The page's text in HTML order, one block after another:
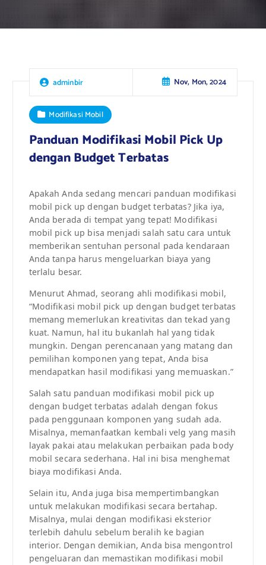
adminbir Nov, Mon, 2024
Modifikasi Mobil
Panduan Modifikasi Mobil Pick Up
dengan Budget Terbatas
Apakah Anda sedang mencari panduan modifikasi
mobil pick up dengan budget terbatas? Jika iya,
Anda berada di tempat yang tepat! Modifikasi
mobil pick up bisa menjadi salah satu cara untuk
memberikan sentuhan personal pada kendaraan
Anda tanpa harus mengeluarkan biaya yang
terlalu besar.
Menurut Ahmad, seorang ahli modifikasi mobil,
“Modifikasi mobil pick up dengan budget terbatas
memang memerlukan kreativitas dan tekad yang
kuat. Namun, hal itu bukanlah hal yang tidak
mungkin. Dengan perencanaan yang matang dan
pemilihan komponen yang tepat, Anda bisa
mendapatkan hasil modifikasi yang memuaskan.”
Salah satu panduan modifikasi mobil pick up
dengan budget terbatas adalah dengan fokus
pada penggunaan komponen yang sudah ada.
Misalnya, memanfaatkan kembali velg yang masih
layak pakai atau melakukan perbaikan pada body
mobil secara sederhana. Hal ini bisa menghemat
biaya modifikasi Anda.
Selain itu, Anda juga bisa mempertimbangkan
untuk melakukan modifikasi secara bertahap.
Misalnya, mulai dengan modifikasi eksterior
terlebih dahulu sebelum beralih ke bagian
interior. Dengan demikian, Anda bisa mengontrol
pengeluaran dan memastikan modifikasi mobil